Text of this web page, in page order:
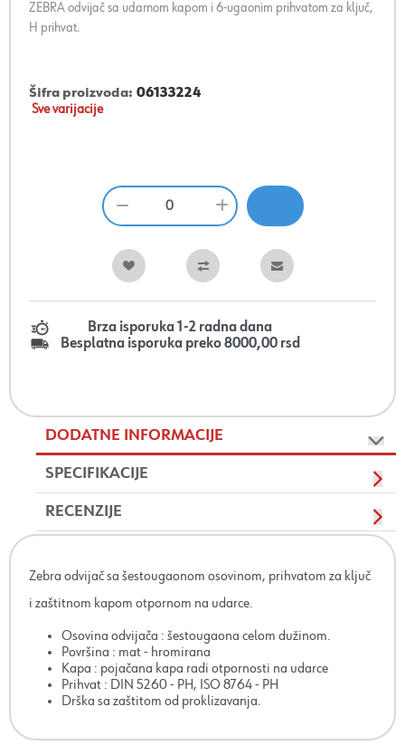
ZEBRA odvijač sa udarnom kapom i 6-ugaonim prihvatom za ključ,
H prihvat.
Šifra proizvoda: 06133224
Sve varijacije
Brza isporuka 1-2 radna dana
Besplatna isporuka preko 8000,00 rsd
DODATNE INFORMACIJE
SPECIFIKACIJE
RECENZIJE
Zebra odvijač sa šestougaonom osovinom, prihvatom za ključ
i zaštitnom kapom otpornom na udarce.
Osovina odvijača : šestougaona celom dužinom.
Površina : mat - hromirana
Kapa : pojačana kapa radi otpornosti na udarce
Prihvat : DIN 5260 - PH, ISO 8764 - PH
Drška sa zaštitom od proklizavanja.